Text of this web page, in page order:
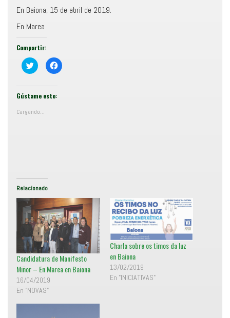
En Baiona, 15 de abril de 2019.
En Marea
Compartir:
C
o
r
t
r
S
e
b
e
e
n
u
n
a
v
e
n
n
a
n
e
F
e
e
n
F
a
c
e
b
o
k
(
S
e
e
Gústame esto:
Cargando...
Relacionado
Candidatura de Manifesto
Miñor – En Marea en Baiona
16/04/2019
En "NOVAS"
Charla sobre os timos da luz
en Baiona
13/02/2019
En "INICIATIVAS"